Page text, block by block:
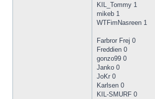
KIL_Tommy 1
mikeb 1
WTFimNasreen 1
Farbror Frej 0
Freddien 0
gonzo99 0
Janko 0
JoKr 0
Karlsen 0
KIL-SMURF 0